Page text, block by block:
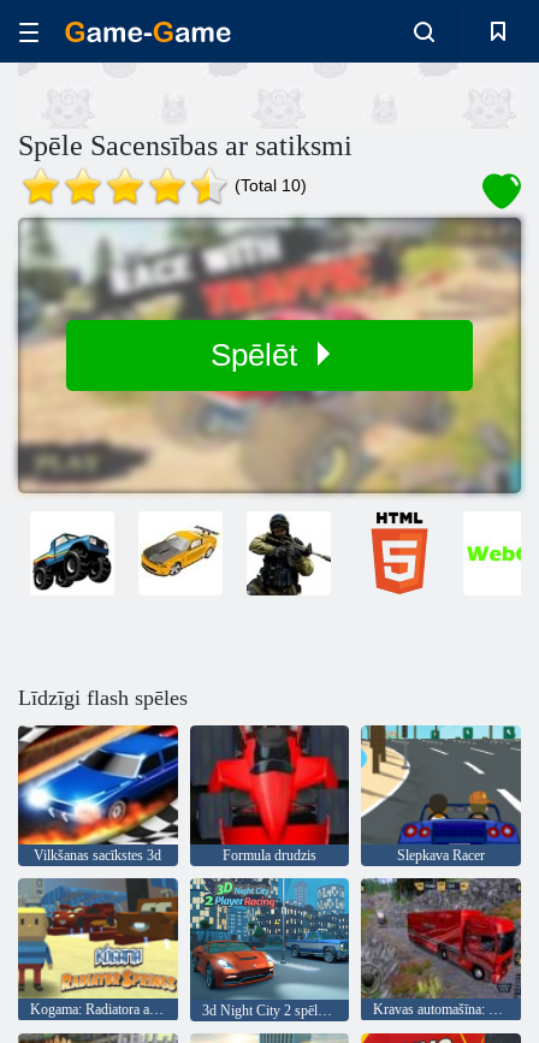
Spēle Sacensības ar satiksmi
(Total 10)
Spēlēt
Līdzīgi flash spēles
Vilkšanas sacīkstes 3d Formula drudzis Slepkava Racer
Kogama: Radiatora avoti 3d Night City 2 spēlētāju sacīkstes Kravas automašīna: Eiro-Amerikas tūre